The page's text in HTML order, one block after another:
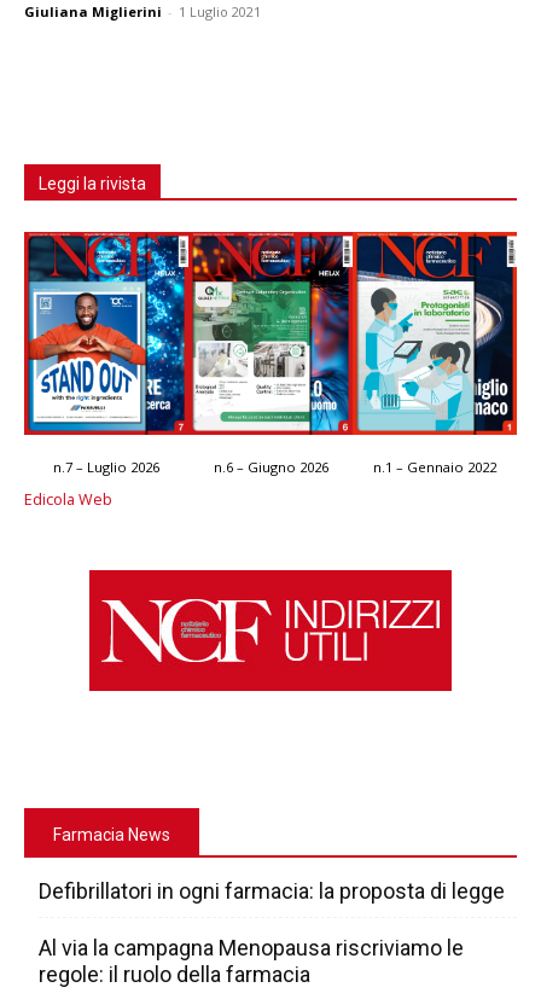
Giuliana Miglierini - 1 Luglio 2021
Leggi la rivista
n.7 – Luglio 2026 n.6 – Giugno 2026 n.1 – Gennaio 2022
Edicola Web
Farmacia News
Defibrillatori in ogni farmacia: la proposta di legge
Al via la campagna Menopausa riscriviamo le
regole: il ruolo della farmacia